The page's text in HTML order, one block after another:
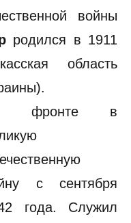
войны
родился в 1911
область
фронте в
с сентября
года. Служил